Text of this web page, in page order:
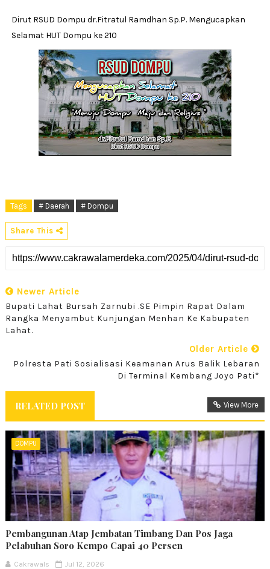
Dirut RSUD Dompu dr.Fitratul Ramdhan Sp.P. Mengucapkan
Selamat HUT Dompu ke 210
Tags # Daerah # Dompu
Share This
Newer Article
Bupati Lahat Bursah Zarnubi .SE Pimpin Rapat Dalam
Rangka Menyambut Kunjungan Menhan Ke Kabupaten
Lahat.
Older Article
Polresta Pati Sosialisasi Keamanan Arus Balik Lebaran
Di Terminal Kembang Joyo Pati*
RELATED POST View More
DOMPU
Pembangunan Atap Jembatan Timbang Dan Pos Jaga
Pelabuhan Soro Kempo Capai 40 Persen
Cakrawals Jul 12, 2026